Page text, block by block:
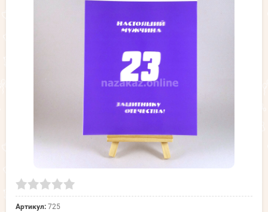
Артикул: 725